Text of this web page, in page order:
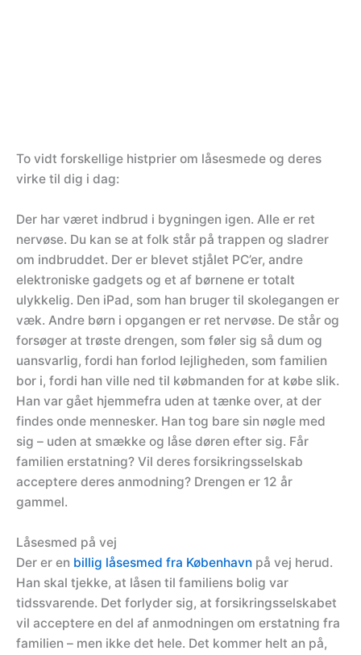
To vidt forskellige histprier om låsesmede og deres
virke til dig i dag:
Der har været indbrud i bygningen igen. Alle er ret
nervøse. Du kan se at folk står på trappen og sladrer
om indbruddet. Der er blevet stjålet PC’er, andre
elektroniske gadgets og et af børnene er totalt
ulykkelig. Den iPad, som han bruger til skolegangen er
væk. Andre børn i opgangen er ret nervøse. De står og
forsøger at trøste drengen, som føler sig så dum og
uansvarlig, fordi han forlod lejligheden, som familien
bor i, fordi han ville ned til købmanden for at købe slik.
Han var gået hjemmefra uden at tænke over, at der
findes onde mennesker. Han tog bare sin nøgle med
sig – uden at smække og låse døren efter sig. Får
familien erstatning? Vil deres forsikringsselskab
acceptere deres anmodning? Drengen er 12 år
gammel.
Låsesmed på vej
Der er en billig låsesmed fra København på vej herud.
Han skal tjekke, at låsen til familiens bolig var
tidssvarende. Det forlyder sig, at forsikringsselskabet
vil acceptere en del af anmodningen om erstatning fra
familien – men ikke det hele. Det kommer helt an på,